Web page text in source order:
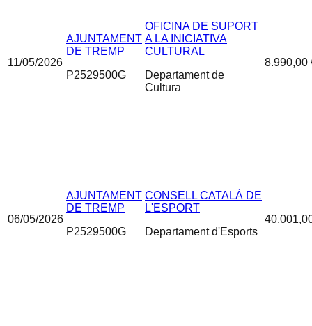
11/05/2026
AJUNTAMENT
DE TREMP
P2529500G
OFICINA DE SUPORT
A LA INICIATIVA
CULTURAL
Departament de
Cultura
8.990,00
06/05/2026
AJUNTAMENT
DE TREMP
P2529500G
CONSELL CATALÀ DE
L'ESPORT
Departament d'Esports